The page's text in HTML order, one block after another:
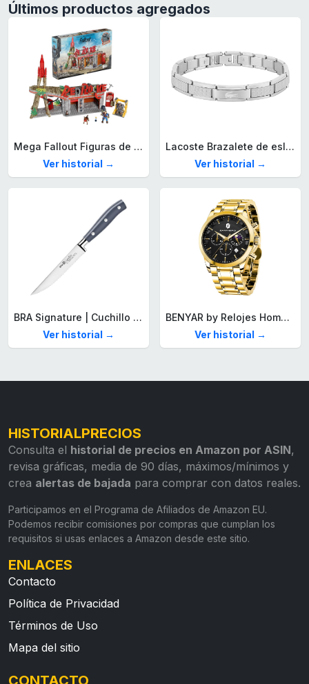
Últimos productos agregados
Mega Fallout Figuras de acción y Juguetes de construcción, Parada de Camiones Red Rocket con 824 Piezas, 2 Personajes articulados y Accesorios, para coleccionistas, HXT00
Ver historial →
Lacoste Brazalete de eslabón para Hombre Colección STENCIL de Acero inoxidable
Ver historial →
BRA Signature | Cuchillo tomatero 120 mm, Acero Inoxidable alemán forjado con Molibdeno Vanadio, Mango Remachado ABS, Diseño Ergonómico, Hoja 1,6 mm espesor
Ver historial →
BENYAR by Relojes Hombre Analógico Cuarzo Cronografo Impermeable Luminoso Fecha Moda Casual Reloj de Pulsera Elegante Regalo para Hombre
Ver historial →
HISTORIALPRECIOS
Consulta el historial de precios en Amazon por ASIN,
revisa gráficas, media de 90 días, máximos/mínimos y
crea alertas de bajada para comprar con datos reales.
Participamos en el Programa de Afiliados de Amazon EU.
Podemos recibir comisiones por compras que cumplan los
requisitos si usas enlaces a Amazon desde este sitio.
ENLACES
Contacto
Política de Privacidad
Términos de Uso
Mapa del sitio